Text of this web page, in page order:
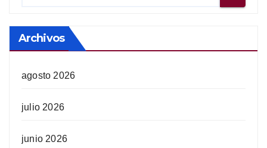
Archivos
agosto 2026
julio 2026
junio 2026